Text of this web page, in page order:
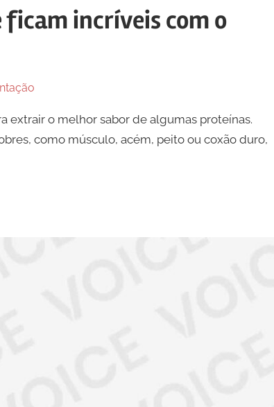
ficam incríveis com o
extrair o melhor sabor de algumas proteínas.
como músculo, acém, peito ou coxão duro,